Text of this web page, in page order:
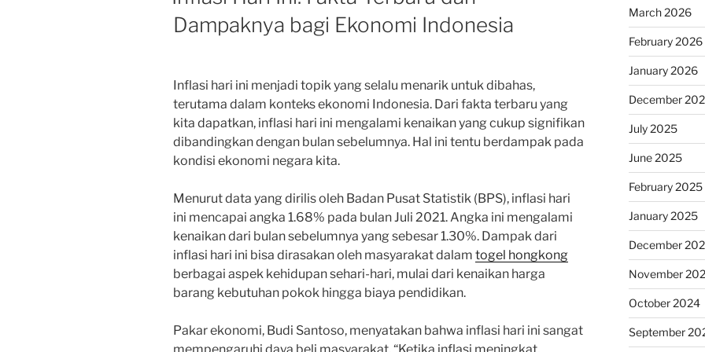
Dampaknya bagi Ekonomi Indonesia
Inflasi hari ini menjadi topik yang selalu menarik untuk dibahas,
terutama dalam konteks ekonomi Indonesia. Dari fakta terbaru yang
kita dapatkan, inflasi hari ini mengalami kenaikan yang cukup signifikan
dibandingkan dengan bulan sebelumnya. Hal ini tentu berdampak pada
kondisi ekonomi negara kita.
Menurut data yang dirilis oleh Badan Pusat Statistik (BPS), inflasi hari
ini mencapai angka 1.68% pada bulan Juli 2021. Angka ini mengalami
kenaikan dari bulan sebelumnya yang sebesar 1.30%. Dampak dari
inflasi hari ini bisa dirasakan oleh masyarakat dalam togel hongkong
berbagai aspek kehidupan sehari-hari, mulai dari kenaikan harga
barang kebutuhan pokok hingga biaya pendidikan.
Pakar ekonomi, Budi Santoso, menyatakan bahwa inflasi hari ini sangat
March 2026
February 2026
January 2026
December
July 2025
June 2025
February 2025
January 2025
December
November
October 2024
September